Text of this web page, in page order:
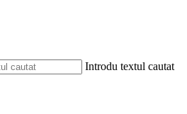
Introdu textul cautat